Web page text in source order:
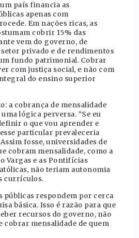
país financia as
apenas com
Em nações ricas, as
cobrir 15% das
vem do governo, de
privado e de rendimentos
fundo patrimonial. Cobrar
com justiça social, e não com
do ensino superior
a cobrança de mensalidade
lógica perversa. “Se eu
o que vou aprender e
particular prevaleceria
fosse, universidades de
cobram mensalidade, como a
Vargas e as Pontifícias
não teriam autonomia
currículos.
públicas respondem por cerca
básica. Isso é razão para que
recursos do governo, não
cobrar mensalidade de quem